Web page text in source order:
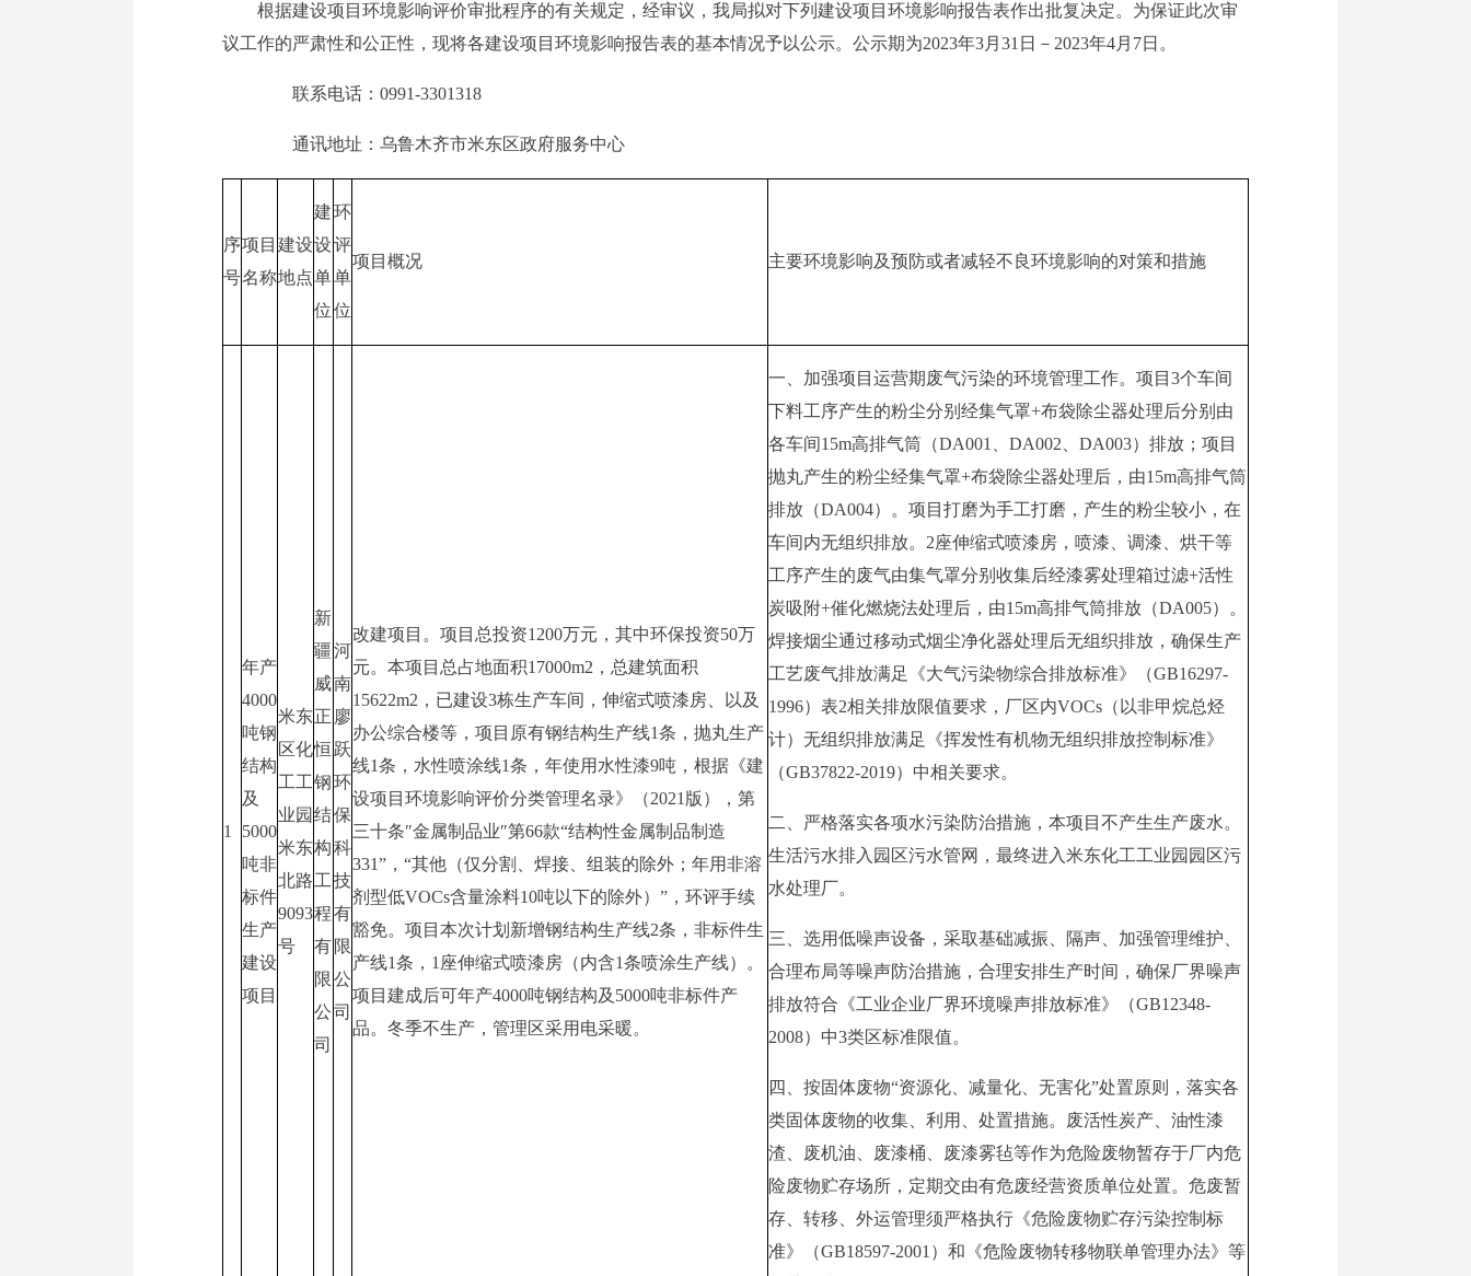
根据建设项目环境影响评价审批程序的有关规定，经审议，我局拟对下列建设项目环境影响报告表作出批复决定。为保证此次审
议工作的严肃性和公正性，现将各建设项目环境影响报告表的基本情况予以公示。公示期为2023年3月 31 日－ 2023年4月 7日。
联系电话：0991-3301318
通讯地址： 乌鲁木齐市米东区政府服务中心
序
号
项目
名称
建设
地点
建
设
单
位
环
评
单
位
项目概况 主要环境影响及预防或者减轻不良环境影响的对策和措施
1
年产
4000
吨钢
结构
及
5000
吨非
标件
生产
建设
项目
米东
区化
工工
业园
米东
北路
9093
号
新
疆
威
正
恒
钢
结
构
工
程
有
限
公
司
河
南
廖
跃
环
保
科
技
有
限
公
司
改建项目。项目总投资1200万元，其中环保投资50万
元。本项目总占地面积17000m2，总建筑面积
15622m2，已建设3栋生产车间，伸缩式喷漆房、以及
办公综合楼等，项目原有钢结构生产线1条，抛丸生产
线1条，水性喷涂线1条，年使用水性漆9吨，根据《建
设项目环境影响评价分类管理名录》（2021版），第
三十条″金属制品业″第66款“结构性金属制品制造
331”，“其他（仅分割、焊接、组装的除外；年用非溶
剂型低VOCs含量涂料10吨以下的除外）”，环评手续
豁免。项目本次计划新增钢结构生产线2条，非标件生
产线1条，1座伸缩式喷漆房（内含1条喷涂生产线）。
项目建成后可年产4000吨钢结构及5000吨非标件产
品。冬季不生产，管理区采用电采暖。
一、 加强项目运营期废气污染的环境管理工作。项目3个车间
下料工序产生的粉尘分别经集气罩+布袋除尘器处理后分别由
各车间15m高排气筒（DA001、DA002、DA003）排放；项目
抛丸产生的粉尘经集气罩+布袋除尘器处理后，由15m高排气筒
排放（DA004）。项目打磨为手工打磨，产生的粉尘较小，在
车间内无组织排放。2座伸缩式喷漆房，喷漆、调漆、烘干等
工序产生的废气由集气罩分别收集后经漆雾处理箱过滤+活性
炭吸附+催化燃烧法处理后，由15m高排气筒排放（DA005）。
焊接烟尘通过移动式烟尘净化器处理后无组织排放，确保生产
工艺废气排放满足《大气污染物综合排放标准》（GB16297-
1996）表2相关排放限值要求，厂区内VOCs（以非甲烷总烃
计）无组织排放满足《挥发性有机物无组织排放控制标准》
（GB37822-2019）中相关要求。
二、 严格落实各项水污染防治措施，本项目不产生生产废水。
生活污水排入园区污水管网，最终进入米东化工工业园园区污
水处理厂。
三 选用低噪声设备，采取基础减振、隔声、加强管理维护、
合理布局等噪声防治措施，合理安排生产时间，确保厂界噪声
排放符合《工业企业厂界环境噪声排放标准》（GB12348-
2008）中3类区标准限值。
四、按固体废物“资源化、减量化、无害化”处置原则，落实各
类固体废物的收集、利用、处置措施。废活性炭产、油性漆
渣、废机油、废漆桶、废漆雾毡等作为危险废物暂存于厂内危
险废物贮存场所， 定期交由有危废经营资质单位处置。危废暂
存、转移、外运管理须严格执行《危险废物贮存污染控制标
准》（GB18597-2001）和《危险废物转移物联单管理办法》等